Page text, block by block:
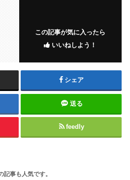
この記事が気に入ったら
いいねしよう！
シェア
送る
feedly
記事も人気です。